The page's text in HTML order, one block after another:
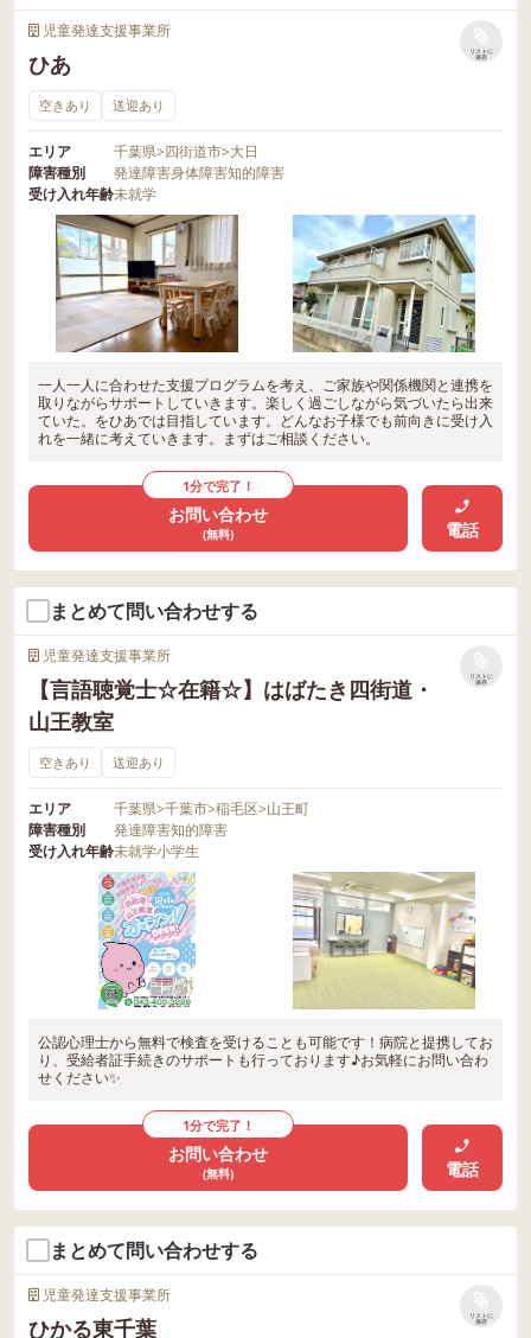
児童発達支援事業所
ひあ
リストに
保存
空きあり 送迎あり
エリア 千葉県>四街道市>大日
障害種別
発達障害身体障害知的障害
受け入れ年齢未就学
一人一人に合わせた支援プログラムを考え、ご家族や関係機関と連携を
取りながらサポートしていきます。楽しく過ごしながら気づいたら出来
ていた。をひあでは目指しています。どんなお子様でも前向きに受け入
れを一緒に考えていきます。まずはご相談ください。
1分で完了！
お問い合わせ
(無料) 電話
まとめて問い合わせする
児童発達支援事業所
【言語聴覚士☆在籍☆】はばたき四街道・
山王教室
リストに
保存
空きあり 送迎あり
エリア 千葉県>千葉市>稲毛区>山王町
障害種別
発達障害知的障害
受け入れ年齢未就学小学生
公認心理士から無料で検査を受けることも可能です！病院と提携してお
り、受給者証手続きのサポートも行っております♪お気軽にお問い合わ
せください✨
1分で完了！
お問い合わせ
(無料) 電話
まとめて問い合わせする
児童発達支援事業所
ひかる東千葉
リストに
保存